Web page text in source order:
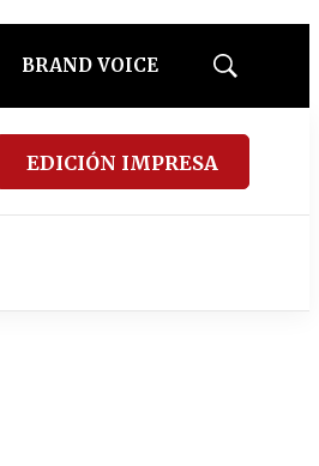
BRAND VOICE
Mostrar
EDICIÓN IMPRESA